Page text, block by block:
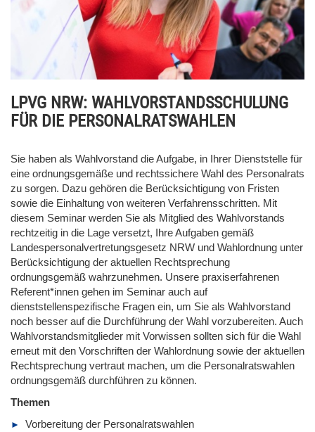
LPVG NRW: WAHLVORSTANDSSCHULUNG
FÜR DIE PERSONALRATSWAHLEN
Sie haben als Wahlvorstand die Aufgabe, in Ihrer Dienststelle für
eine ordnungsgemäße und rechtssichere Wahl des Personalrats
zu sorgen. Dazu gehören die Berücksichtigung von Fristen
sowie die Einhaltung von weiteren Verfahrensschritten. Mit
diesem Seminar werden Sie als Mitglied des Wahlvorstands
rechtzeitig in die Lage versetzt, Ihre Aufgaben gemäß
Landespersonalvertretungsgesetz NRW und Wahlordnung unter
Berücksichtigung der aktuellen Rechtsprechung
ordnungsgemäß wahrzunehmen. Unsere praxiserfahrenen
Referent*innen gehen im Seminar auch auf
dienststellenspezifische Fragen ein, um Sie als Wahlvorstand
noch besser auf die Durchführung der Wahl vorzubereiten. Auch
Wahlvorstandsmitglieder mit Vorwissen sollten sich für die Wahl
erneut mit den Vorschriften der Wahlordnung sowie der aktuellen
Rechtsprechung vertraut machen, um die Personalratswahlen
ordnungsgemäß durchführen zu können.
Themen
Vorbereitung der Personalratswahlen